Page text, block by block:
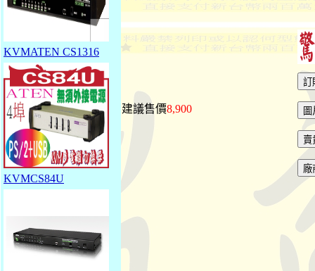
KVMATEN CS1316
KVMCS84U
建議售價8,900